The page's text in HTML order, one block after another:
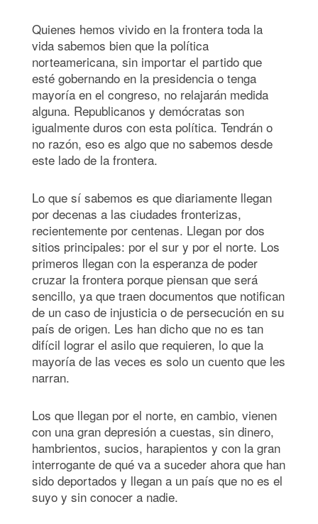
Quienes hemos vivido en la frontera toda la
vida sabemos bien que la política
norteamericana, sin importar el partido que
esté gobernando en la presidencia o tenga
mayoría en el congreso, no relajarán medida
alguna. Republicanos y demócratas son
igualmente duros con esta política. Tendrán o
no razón, eso es algo que no sabemos desde
este lado de la frontera.
Lo que sí sabemos es que diariamente llegan
por decenas a las ciudades fronterizas,
recientemente por centenas. Llegan por dos
sitios principales: por el sur y por el norte. Los
primeros llegan con la esperanza de poder
cruzar la frontera porque piensan que será
sencillo, ya que traen documentos que notifican
de un caso de injusticia o de persecución en su
país de origen. Les han dicho que no es tan
difícil lograr el asilo que requieren, lo que la
mayoría de las veces es solo un cuento que les
narran.
Los que llegan por el norte, en cambio, vienen
con una gran depresión a cuestas, sin dinero,
hambrientos, sucios, harapientos y con la gran
interrogante de qué va a suceder ahora que han
sido deportados y llegan a un país que no es el
suyo y sin conocer a nadie.